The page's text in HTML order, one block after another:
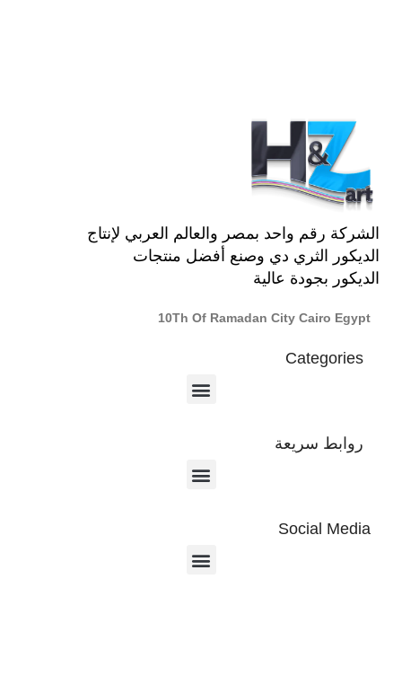
الشركة رقم واحد بمصر والعالم العربي لإنتاج
الديكور الثري دي وصنع أفضل منتجات
الديكور بجودة عالية
10Th Of Ramadan City Cairo Egypt
Categories
روابط سريعة
Social Media